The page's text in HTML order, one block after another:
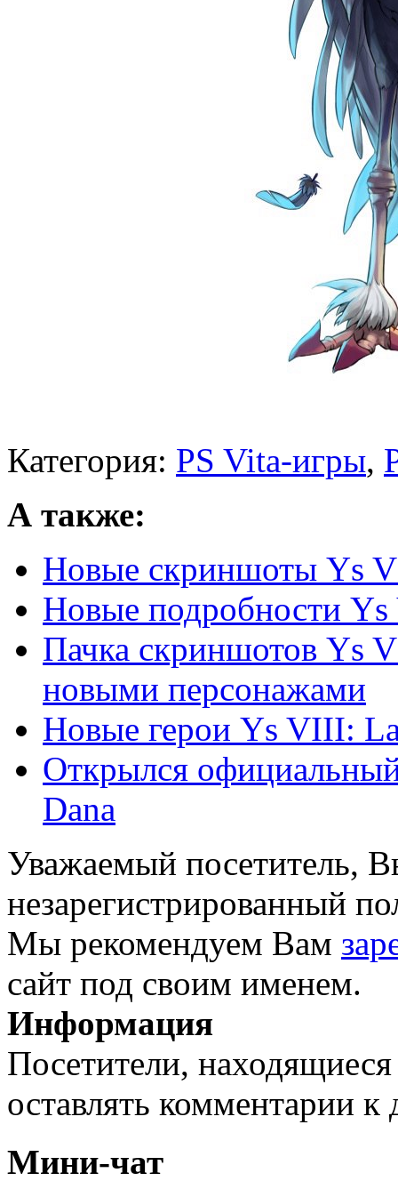
Категория: PS Vita-игры,
А также:
Новые скриншоты Ys
Новые подробности
Пачка скриншотов Ys
новыми персонажами
Новые герои Ys VIII:
Открылся
Dana
Уважаемый посетитель,
незарегистрированный
Мы рекомендуем Вам
сайт под своим именем.
Информация
Посетители,
оставлять комментарии
Мини-чат